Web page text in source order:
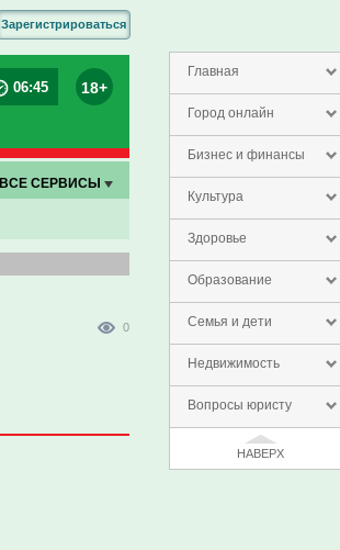
Главная
Город онлайн
Бизнес и финансы
Культура
Здоровье
Образование
Семья и дети
Недвижимость
Вопросы юристу
НАВЕРХ
Зарегистрироваться
06:45 18+
ВСЕ СЕРВИСЫ
0